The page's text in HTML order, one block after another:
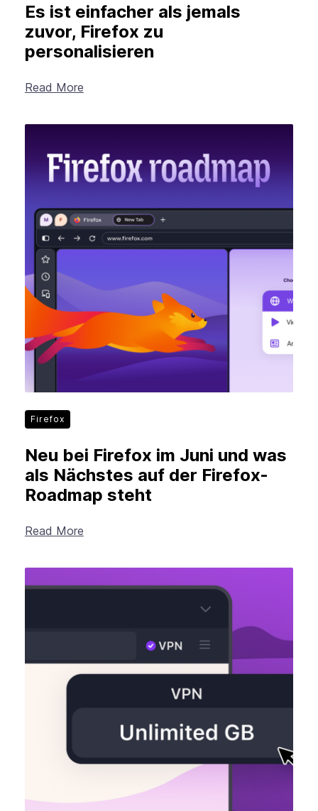
Es ist einfacher als jemals
zuvor, Firefox zu
personalisieren
Read More
Firefox
Neu bei Firefox im Juni und was
als Nächstes auf der Firefox-
Roadmap steht
Read More